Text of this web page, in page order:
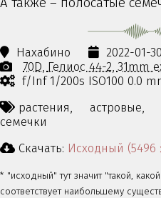
Нахабино 2022-01-30
70D Гелиос 44-2 31mm
f/Inf 1/200s ISO100 0.0
растения,
астровые,
семечки
Скачать: Исходный (5496
* "исходный" тут значит "такой,
соответствует наибольшему